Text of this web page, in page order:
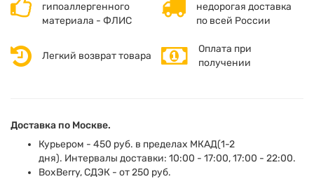
гипоаллергенного
материала - ФЛИС
недорогая доставка
по всей России
Легкий возврат товара
Оплата при
получении
Доставка по Москве.
Курьером - 450 руб. в пределах МКАД(1-2
дня). Интервалы доставки: 10:00 - 17:00, 17:00 - 22:00.
BoxBerry, СДЭК - от 250 руб.